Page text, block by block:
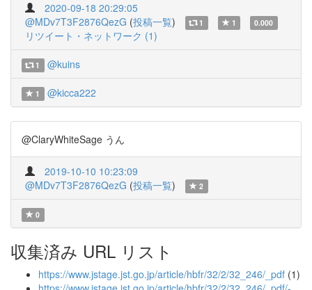
2020-09-18 20:29:05
@MDv7T3F2876QezG (投稿一覧) 1 1 0.000
リツイート・ネットワーク (1)
1 @kuins
1 @kicca222
@ClaryWhiteSage うん
2019-10-10 10:23:09
@MDv7T3F2876QezG (投稿一覧) 2
0
収集済み URL リスト
https://www.jstage.jst.go.jp/article/hbfr/32/2/32_246/_pdf (1)